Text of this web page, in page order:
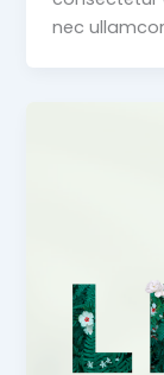
nec